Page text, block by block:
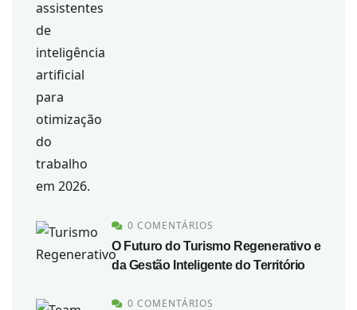
0 COMENTÁRIOS
O Futuro do Turismo Regenerativo e
da Gestão Inteligente do Território
0 COMENTÁRIOS